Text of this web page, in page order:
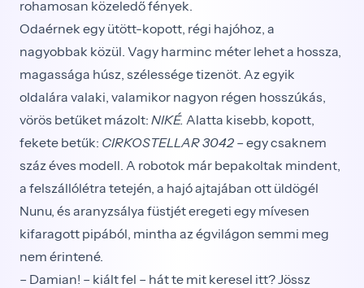
rohamosan közeledő fények.
Odaérnek egy ütött-kopott, régi hajóhoz, a
nagyobbak közül. Vagy harminc méter lehet a hossza,
magassága húsz, szélessége tizenöt. Az egyik
oldalára valaki, valamikor nagyon régen hosszúkás,
vörös betűket mázolt: NIKÉ. Alatta kisebb, kopott,
fekete betűk: CIRKOSTELLAR 3042 – egy csaknem
száz éves modell. A robotok már bepakoltak mindent,
a felszállólétra tetején, a hajó ajtajában ott üldögél
Nunu, és aranyzsálya füstjét eregeti egy mívesen
kifaragott pipából, mintha az égvilágon semmi meg
nem érintené.
– Damian! – kiált fel – hát te mit keresel itt? Jössz